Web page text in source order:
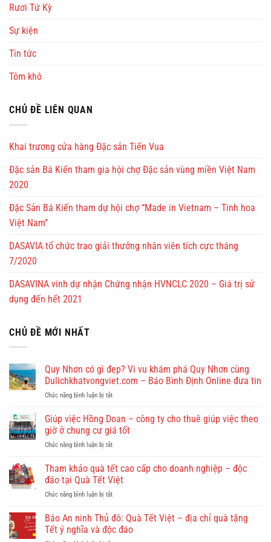
Rươi Tứ Kỳ
Sự kiện
Tin tức
Tôm khô
CHỦ ĐỀ LIÊN QUAN
Khai trương cửa hàng Đặc sản Tiến Vua
Đặc sản Bá Kiến tham gia hội chợ Đặc sản vùng miền Việt Nam
2020
Đặc Sản Bá Kiến tham dự hội chợ “Made in Vietnam – Tinh hoa
Việt Nam”
DASAVIA tổ chức trao giải thưởng nhân viên tích cực tháng
7/2020
DASAVINA vinh dự nhận Chứng nhận HVNCLC 2020 – Giá trị sử
dụng đến hết 2021
CHỦ ĐỀ MỚI NHẤT
Quy Nhơn có gì đẹp? Vi vu khám phá Quy Nhơn cùng
Dulichkhatvongviet.com – Báo Bình Định Online đưa tin
Chức năng bình luận bị tắtở
Nhơn
có
gì
đẹp?
vu
khám
phá
Quy
cùng
Dulichkhatvongviet.com
Giúp việc Hồng Doan – công ty cho thuê giúp việc theo
giờ ở chung cư giá tốt
Chức năng bình luận bị tắtở
việc
Hồng
Doan
–
ty
cho
Tham khảo quà tết cao cấp cho doanh nghiệp – độc
đáo tại Quà Tết Việt
Chức năng bình luận bị tắtở
khảo
quà
tết
Báo An ninh Thủ đô: Quà Tết Việt – địa chỉ quà tặng
Tết ý nghĩa và độc đáo